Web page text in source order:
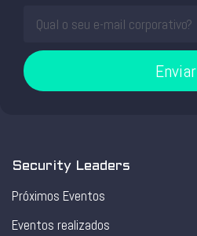
Enviar
Security Leaders
Próximos Eventos
Eventos realizados